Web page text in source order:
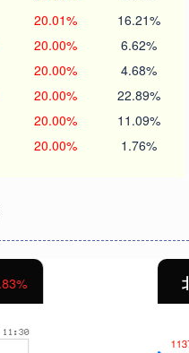
20.01% 16.21%
20.00% 6.62%
20.00% 4.68%
20.00% 22.89%
20.00% 11.09%
20.00% 1.76%
6.84